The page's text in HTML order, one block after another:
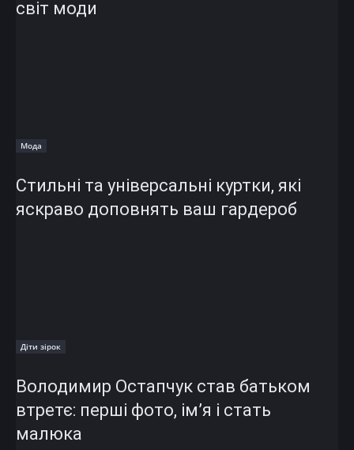
світ моди
Мода
Стильні та універсальні куртки, які
яскраво доповнять ваш гардероб
Діти зірок
Володимир Остапчук став батьком
втретє: перші фото, ім’я і стать
малюка